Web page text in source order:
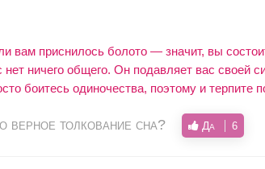
вам приснилось болото — значит, вы
нет ничего общего. Он подавляет вас своей
боитесь одиночества, поэтому и терпите
верное толкование сна? Да 6